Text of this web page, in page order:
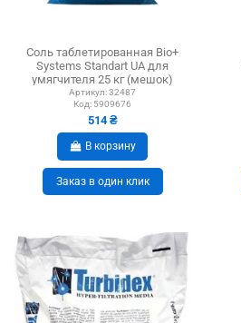
Соль таблетированная Bio+
Systems Standart UA для
умягчителя 25 кг (мешок)
Артикул:32487
Код: 5909676
514 ₴
В корзину
Заказ в один клик